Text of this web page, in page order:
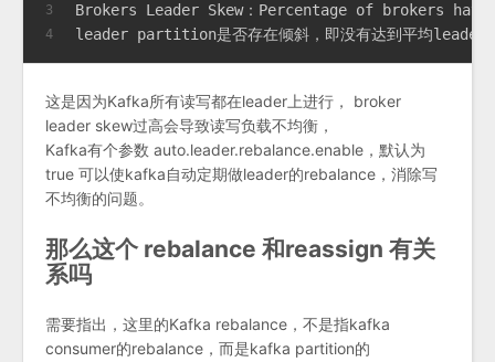
3
4
Brokers Leader Skew：Percentage of brokers
leader partition是否存在倾斜，即没有达到平均leader
这是因为Kafka所有读写都在leader上进行， broker
leader skew过高会导致读写负载不均衡，
Kafka有个参数 auto.leader.rebalance.enable，默认为
true 可以使kafka自动定期做leader的rebalance，消除写
不均衡的问题。
那么这个 rebalance 和reassign 有关
系吗
需要指出，这里的Kafka rebalance，不是指kafka
consumer的rebalance，而是kafka partition的